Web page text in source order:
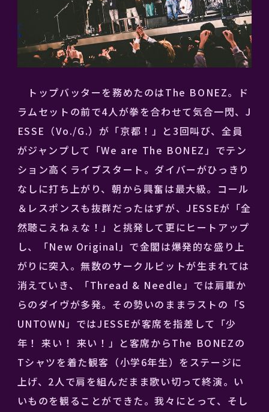
トップバッターを務めたのはThe BONEZ。ド
ラムセットの前で4人が拳を合わせて気合一閃、J
ESSE（Vo./G.）が「京都！」と3回叫び、全員
がジャンプして「We are The BONEZ」でテン
ション高くライブスタート。ダイバーがひっきり
なしに打ち上がり、朝から興奮は最大級。コール
＆レスポンスも抜群だったはずが、JESSEが「全
然聴こえねぇな！」と挑発して更にヒートアップ
し、「New Original」で金閣は爆発的な盛り上
がりに突入。無数のサークルピットが生まれては
消えていき、「Thread & Needle」では肩車か
らのダイヴが多発。その勢いのままラストの「S
UNTOWN」ではJESSEが客席を指差して「少
年！ 来い！ 来い！」と客席からThe BONEZの
Tシャツを着た観客（小学6年生）をステージに
上げ、2人で肩を組んだまま歌い切って終演。い
いものを観ることができた。我々にとって、そし